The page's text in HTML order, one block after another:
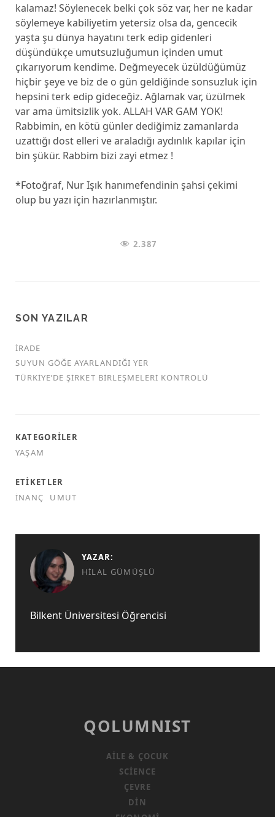
kalamaz! Söylenecek belki çok söz var, her ne kadar
söylemeye kabiliyetim yetersiz olsa da, gencecik
yaşta şu dünya hayatını terk edip gidenleri
düşündükçe umutsuzluğumun içinden umut
çıkarıyorum kendime. Değmeyecek üzüldüğümüz
hiçbir şeye ve biz de o gün geldiğinde sonsuzluk için
hepsini terk edip gideceğiz. Ağlamak var, üzülmek
var ama ümitsizlik yok. ALLAH VAR GAM YOK!
Rabbimin, en kötü günler dediğimiz zamanlarda
uzattığı dost elleri ve araladığı aydınlık kapılar için
bin şükür. Rabbim bizi zayi etmez !
*Fotoğraf, Nur Işık hanımefendinin şahsi çekimi
olup bu yazı için hazırlanmıştır.
2.387
SON YAZILAR
İRADE
SUYUN GÖĞE AYARLANDIĞI YER
TÜRKİYE’DE ŞİRKET BİRLEŞMELERİ KONTROLÜ
KATEGORILER
YAŞAM
ETIKETLER
INANÇ
UMUT
YAZAR:
HILAL GÜMÜŞLÜ
Bilkent Üniversitesi Öğrencisi
QOLUMNIST
AILE & ÇOCUK
SCIENCE
ÇEVRE
DIN